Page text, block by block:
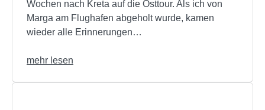
Wochen nach Kreta auf die Osttour. Als ich von
Marga am Flughafen abgeholt wurde, kamen
wieder alle Erinnerungen…
mehr lesen